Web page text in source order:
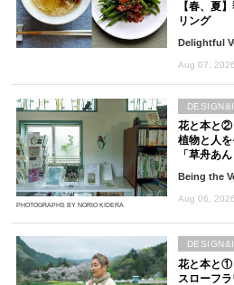
【春、夏
リング
Delightful
Aug 07, 2026
PHOTOGRAPHS BY NORIO KIDERA
花と本と②
植物と人
「草舟あん
Being the
Aug 06, 2026
花と本と①
スローフ